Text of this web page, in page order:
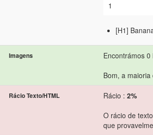
1
[H1]
Imagens
Encontrámos
Bom, a
Rácio Texto/HTML Rácio : 2%
O rácio de
que